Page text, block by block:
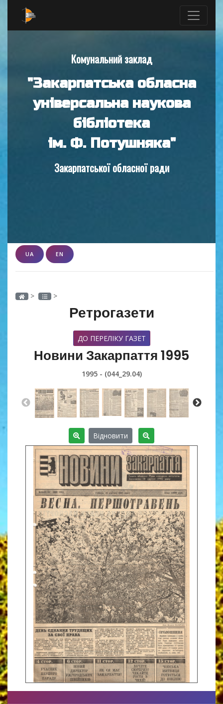
Комунальний заклад
"Закарпатська обласна
універсальна наукова
бібліотека
ім. Ф. Потушняка"
Закарпатської обласної ради
UA EN
> >
Ретрогазети
ДО ПЕРЕЛІКУ ГАЗЕТ
Новини Закарпаття 1995
1995 - (044_29.04)
Відновити